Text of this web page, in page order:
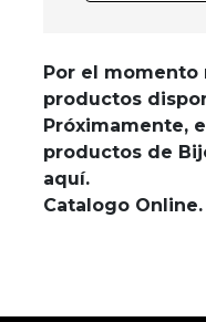
Por el momento
productos
Próximamente,
productos de
aquí.
Catalogo Online.